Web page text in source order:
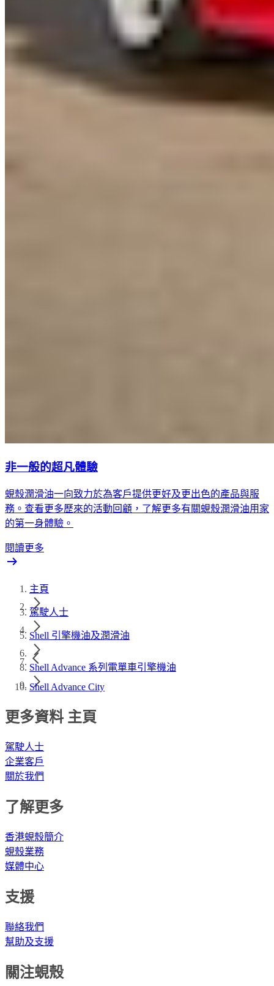
非一般的超凡體驗
蜆殼潤滑油一向致力於為客戶提供更好及更出色的產品與服
務。查看更多歷來的活動回顧，了解更多有關蜆殼潤滑油用家
的第一身體驗。
閱讀更多
主頁
駕駛人士
Shell 引擎機油及潤滑油
Shell Advance 系列電單車引擎機油
Shell Advance City
更多資料 主頁
駕駛人士
企業客戶
關於我們
了解更多
香港蜆殼簡介
蜆殼業務
媒體中心
支援
聯絡我們
幫助及支援
關注蜆殼